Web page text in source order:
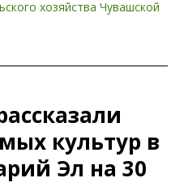
хозяйства Чувашской
культур в
Эл на 30